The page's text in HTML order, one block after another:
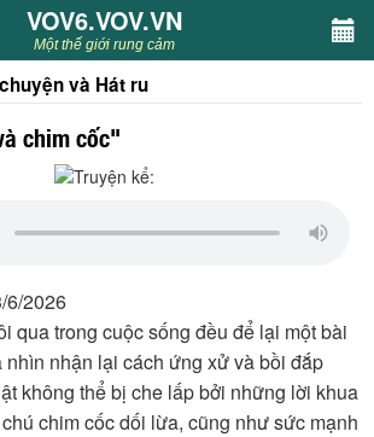
VOV6.VOV.VN
Một thế giới rung cảm
và Hát ru
chim cốc"
6/2026
qua trong cuộc sống đều để lại một bài
nhìn nhận lại cách ứng xử và bồi đắp
không thể bị che lấp bởi những lời khua
chim cốc dối lừa, cũng như sức mạnh